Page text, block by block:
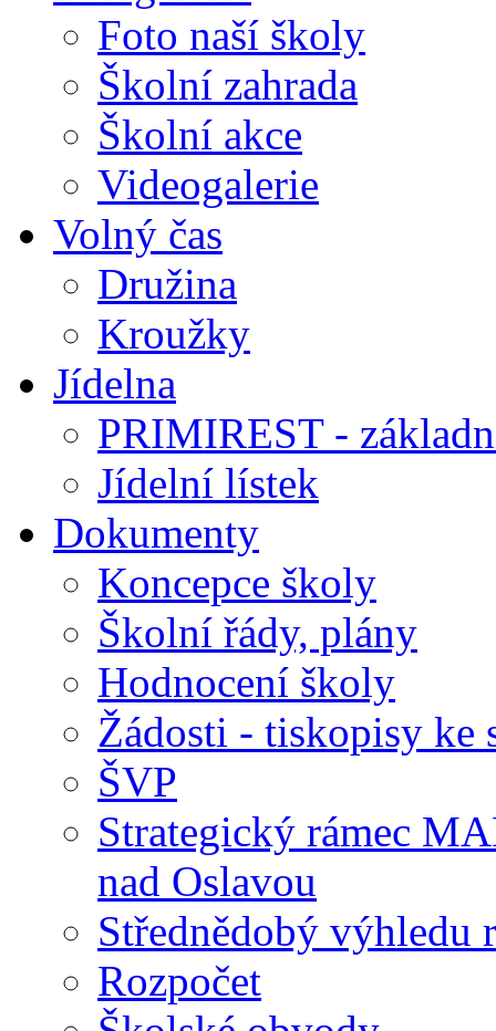
Foto naší školy
Školní zahrada
Školní akce
Videogalerie
Volný čas
Družina
Kroužky
Jídelna
PRIMIREST -
Jídelní lístek
Dokumenty
Koncepce školy
Školní řády, plány
Hodnocení školy
Žádosti - tiskopisy ke
ŠVP
Strategický rámec
nad Oslavou
Střednědobý výhledu
Rozpočet